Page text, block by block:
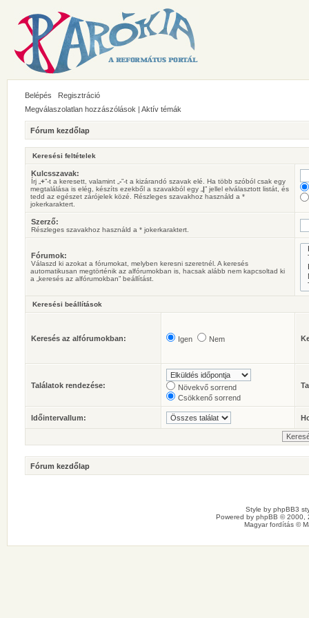
Belépés
Regisztráció
Megválaszolatlan hozzászólások | Aktív témák
Fórum kezdőlap
Keresési feltételek
Kulcsszavak:
Írj „ +”-t a keresett, valamint „ -”-t a kizárandó szavak elé. Ha több szóból csak egy
megtalálása is elég, készíts ezekből a szavakból egy „ |” jellel elválasztott listát, és
tedd az egészet zárójelek közé. Részleges szavakhoz használd a *
jokerkaraktert.
Szerző:
Részleges szavakhoz használd a * jokerkaraktert.
Fórumok:
Válaszd ki azokat a fórumokat, melyben keresni szeretnél. A keresés
automatikusan megtörténik az alfórumokban is, hacsak alább nem kapcsoltad ki
a „keresés az alfórumokban” beállítást.
Keresési beállítások
Keresés az alfórumokban: Igen Nem
Találatok rendezése:
Növekvő sorrend
Csökkenő sorrend
Időintervallum:
Fórum kezdőlap
Style by phpBB3
Powered by phpBB © 2000,
Magyar fordítás ©